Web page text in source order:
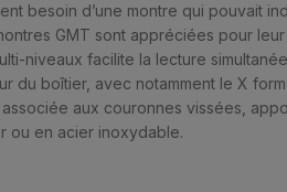
besoin d’une montre qui pouvait
GMT sont appréciées pour
niveaux facilite la lecture
du boîtier, avec notamment le X
aux couronnes vissées,
ou en acier inoxydable.